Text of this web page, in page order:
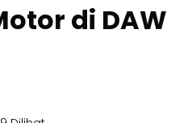
di DAW